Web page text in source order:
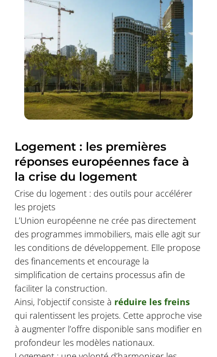
Logement : les premières
réponses européennes face à
la crise du logement
Crise du logement : des outils pour accélérer
les projets
L’Union européenne ne crée pas directement
des programmes immobiliers, mais elle agit sur
les conditions de développement. Elle propose
des financements et encourage la
simplification de certains processus afin de
faciliter la construction.
Ainsi, l’objectif consiste à réduire les freins
qui ralentissent les projets. Cette approche vise
à augmenter l’offre disponible sans modifier en
profondeur les modèles nationaux.